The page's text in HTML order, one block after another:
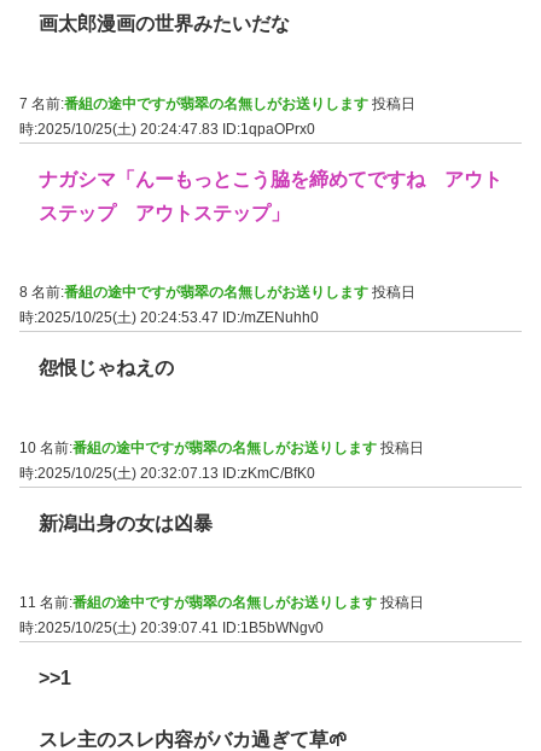
画太郎漫画の世界みたいだな
7 名前:番組の途中ですが翡翠の名無しがお送りします 投稿日
時:2025/10/25(土) 20:24:47.83 ID:1qpaOPrx0
ナガシマ「んーもっとこう脇を締めてですね アウト
ステップ アウトステップ」
8 名前:番組の途中ですが翡翠の名無しがお送りします 投稿日
時:2025/10/25(土) 20:24:53.47
ID:/mZENuhh0
怨恨じゃねえの
10 名前:番組の途中ですが翡翠の名無しがお送りします 投稿日
時:2025/10/25(土) 20:32:07.13 ID:zKmC/BfK0
新潟出身の女は凶暴
11 名前:番組の途中ですが翡翠の名無しがお送りします 投稿日
時:2025/10/25(土) 20:39:07.41
ID:1B5bWNgv0
>>1
スレ主のスレ内容がバカ過ぎて草🌱